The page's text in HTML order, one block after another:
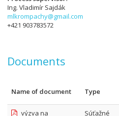
Ing. Vladimír Sajdák
mlkrompachy@gmail.com
+421 903783572
Documents
Name of document Type
výzva na
Súťažné